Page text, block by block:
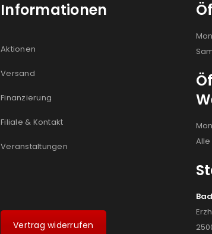
Informationen
Aktionen
Versand
Finanzierung
Filiale & Kontakt
Veranstaltungen
Vertrag widerrufen